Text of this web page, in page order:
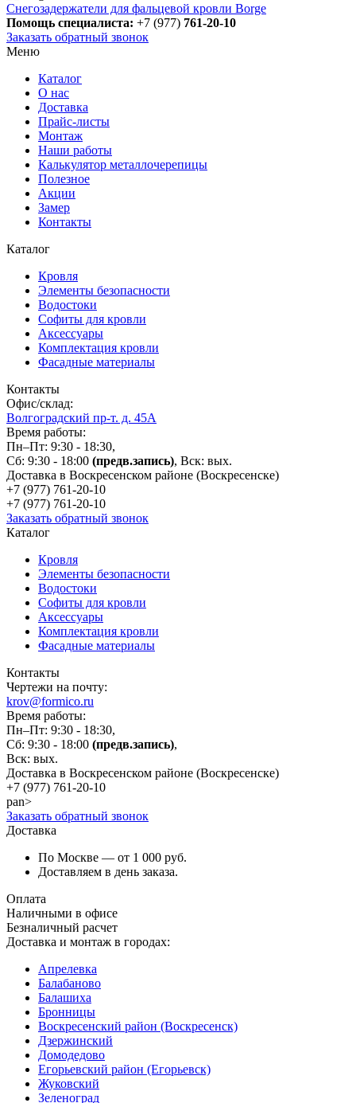
Снегозадержатели для фальцевой кровли Borge
Помощь специалиста: +7 (977) 761-20-10
Заказать обратный звонок
Меню
Каталог
О нас
Доставка
Прайс-листы
Монтаж
Наши работы
Калькулятор металлочерепицы
Полезное
Акции
Замер
Контакты
Каталог
Кровля
Элементы безопасности
Водостоки
Софиты для кровли
Аксессуары
Комплектация кровли
Фасадные материалы
Контакты
Офис/склад:
Волгоградский пр-т. д. 45А
Время работы:
Пн–Пт: 9:30 - 18:30,
Сб: 9:30 - 18:00 (предв.запись), Вск: вых.
Доставка в Воскресенском районе (Воскресенске)
+7 (977) 761-20-10
+7 (977) 761-20-10
Заказать обратный звонок
Каталог
Кровля
Элементы безопасности
Водостоки
Софиты для кровли
Аксессуары
Комплектация кровли
Фасадные материалы
Контакты
Чертежи на почту:
krov@formico.ru
Время работы:
Пн–Пт: 9:30 - 18:30,
Сб: 9:30 - 18:00 (предв.запись),
Вск: вых.
Доставка в Воскресенском районе (Воскресенске)
+7 (977) 761-20-10
pan>
Заказать обратный звонок
Доставка
По Москве — от 1 000 руб.
Доставляем в день заказа.
Оплата
Наличными в офисе
Безналичный расчет
Доставка и монтаж в городах:
Апрелевка
Балабаново
Балашиха
Бронницы
Воскресенский район (Воскресенск)
Дзержинский
Домодедово
Егорьевский район (Егорьевск)
Жуковский
Зеленоград